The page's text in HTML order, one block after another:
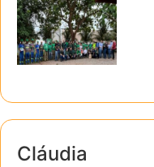
Cláudia